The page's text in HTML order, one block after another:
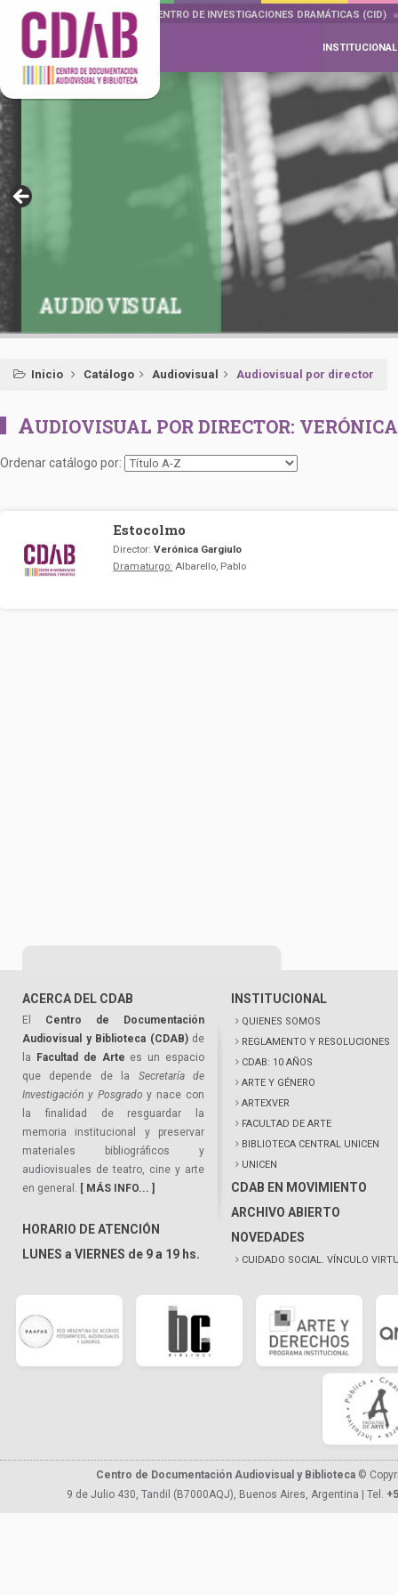
DOCUMENTA DRAMÁTICAS CENTRO DE INVESTIGACIONES DRAMÁTICAS (CID)
INSTITUCIONAL
AUDIOVISUAL
Inicio Catálogo Audiovisual Audiovisual por director
AUDIOVISUAL POR DIRECTOR:
Ordenar catálogo por:
Estocolmo
Director:Verónica Gargiulo
Dramaturgo: Albarello, Pablo
ACERCA DEL CDAB
El Centro de Documentación
Audiovisual y Biblioteca (CDAB)de
la
Facultad de Arte es un espacio
que depende de la Secretaría de
Investigación y Posgrado y nace con
la finalidad de resguardar la
memoria institucional y preservar
materiales bibliográficos y
audiovisuales de teatro, cine y arte
en general. [ MÁS INFO... ]
HORARIO DE ATENCIÓN
LUNES a VIERNES de 9 a 19 hs.
INSTITUCIONAL
QUIENES SOMOS
REGLAMENTO Y RESOLUCIONES
CDAB: 10 AÑOS
ARTE Y GÉNERO
ARTEXVER
FACULTAD DE ARTE
BIBLIOTECA CENTRAL UNICEN
UNICEN
CDAB EN MOVIMIENTO
ARCHIVO ABIERTO
NOVEDADES
CUIDADO SOCIAL. VÍNCULO
Centro de Documentación Audiovisual y Biblioteca ©
9 de Julio 430, Tandil (B7000AQJ), Buenos Aires, Argentina | Tel.